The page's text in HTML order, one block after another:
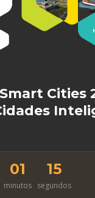
Cities
01
minutos
14
segundos